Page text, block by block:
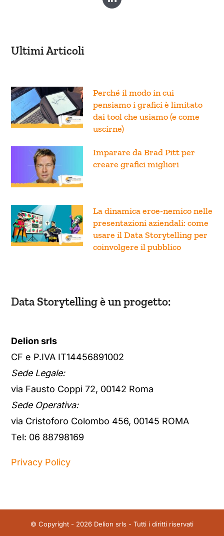
Ultimi Articoli
Perché il modo in cui
pensiamo i grafici è limitato
dai tool che usiamo (e come
uscirne)
Imparare da Brad Pitt per
creare grafici migliori
La dinamica eroe-nemico nelle
presentazioni aziendali: come
usare il Data Storytelling per
coinvolgere il pubblico
Data Storytelling è un progetto:
Delion srls
CF e P.IVA IT14456891002
Sede Legale:
via Fausto Coppi 72, 00142 Roma
Sede Operativa:
via Cristoforo Colombo 456, 00145 ROMA
Tel: 06 88798169
Privacy Policy
© Copyright - 2026 Delion srls - Tutti i diritti riservati